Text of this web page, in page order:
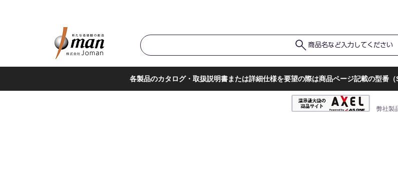
商品名など入力してください
各製品のカタログ・取扱説明書または詳細仕様を要望の際は商品ページ記載の型番
弊社製